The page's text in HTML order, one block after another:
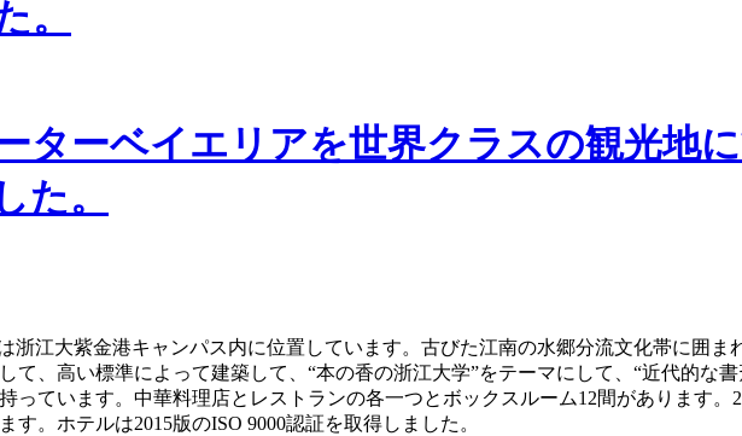
。
ターベイエリアを世界クラスの観光地
た。
浙江大紫金港キャンパス内に位置しています。古びた江南の水郷分流文化帯に囲
て、高い標準によって建築して、“本の香の浙江大学”をテーマにして、“近代的な
っています。中華料理店とレストランの各一つとボックスルーム12間があります
。ホテルは2015版のISO 9000認証を取得しました。